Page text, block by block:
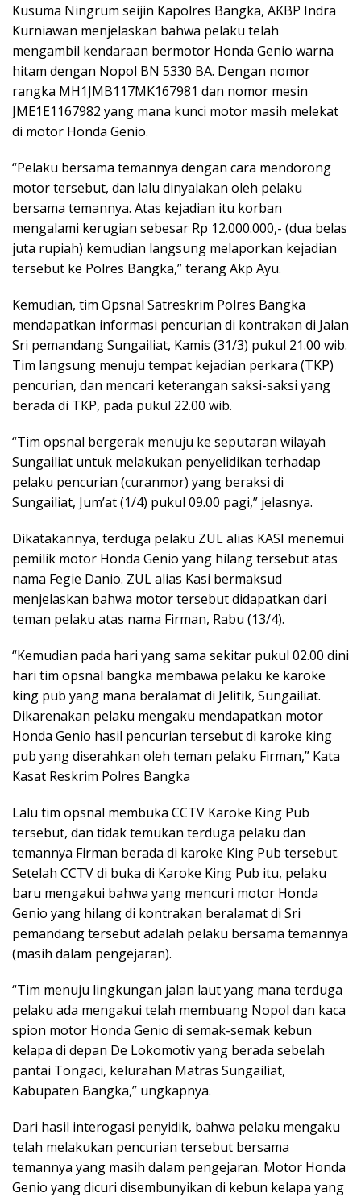
Kusuma Ningrum seijin Kapolres Bangka, AKBP Indra
Kurniawan menjelaskan bahwa pelaku telah
mengambil kendaraan bermotor Honda Genio warna
hitam dengan Nopol BN 5330 BA. Dengan nomor
rangka MH1JMB117MK167981 dan nomor mesin
JME1E1167982 yang mana kunci motor masih melekat
di motor Honda Genio.
“Pelaku bersama temannya dengan cara mendorong
motor tersebut, dan lalu dinyalakan oleh pelaku
bersama temannya. Atas kejadian itu korban
mengalami kerugian sebesar Rp 12.000.000,- (dua belas
juta rupiah) kemudian langsung melaporkan kejadian
tersebut ke Polres Bangka,” terang Akp Ayu.
Kemudian, tim Opsnal Satreskrim Polres Bangka
mendapatkan informasi pencurian di kontrakan di Jalan
Sri pemandang Sungailiat, Kamis (31/3) pukul 21.00 wib.
Tim langsung menuju tempat kejadian perkara (TKP)
pencurian, dan mencari keterangan saksi-saksi yang
berada di TKP, pada pukul 22.00 wib.
“Tim opsnal bergerak menuju ke seputaran wilayah
Sungailiat untuk melakukan penyelidikan terhadap
pelaku pencurian (curanmor) yang beraksi di
Sungailiat, Jum’at (1/4) pukul 09.00 pagi,” jelasnya.
Dikatakannya, terduga pelaku ZUL alias KASI menemui
pemilik motor Honda Genio yang hilang tersebut atas
nama Fegie Danio. ZUL alias Kasi bermaksud
menjelaskan bahwa motor tersebut didapatkan dari
teman pelaku atas nama Firman, Rabu (13/4).
“Kemudian pada hari yang sama sekitar pukul 02.00 dini
hari tim opsnal bangka membawa pelaku ke karoke
king pub yang mana beralamat di Jelitik, Sungailiat.
Dikarenakan pelaku mengaku mendapatkan motor
Honda Genio hasil pencurian tersebut di karoke king
pub yang diserahkan oleh teman pelaku Firman,” Kata
Kasat Reskrim Polres Bangka
Lalu tim opsnal membuka CCTV Karoke King Pub
tersebut, dan tidak temukan terduga pelaku dan
temannya Firman berada di karoke King Pub tersebut.
Setelah CCTV di buka di Karoke King Pub itu, pelaku
baru mengakui bahwa yang mencuri motor Honda
Genio yang hilang di kontrakan beralamat di Sri
pemandang tersebut adalah pelaku bersama temannya
(masih dalam pengejaran).
“Tim menuju lingkungan jalan laut yang mana terduga
pelaku ada mengakui telah membuang Nopol dan kaca
spion motor Honda Genio di semak-semak kebun
kelapa di depan De Lokomotiv yang berada sebelah
pantai Tongaci, kelurahan Matras Sungailiat,
Kabupaten Bangka,” ungkapnya.
Dari hasil interogasi penyidik, bahwa pelaku mengaku
telah melakukan pencurian tersebut bersama
temannya yang masih dalam pengejaran. Motor Honda
Genio yang dicuri disembunyikan di kebun kelapa yang